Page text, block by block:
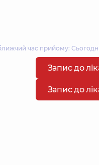
час прийому:
Запис до
Запис до